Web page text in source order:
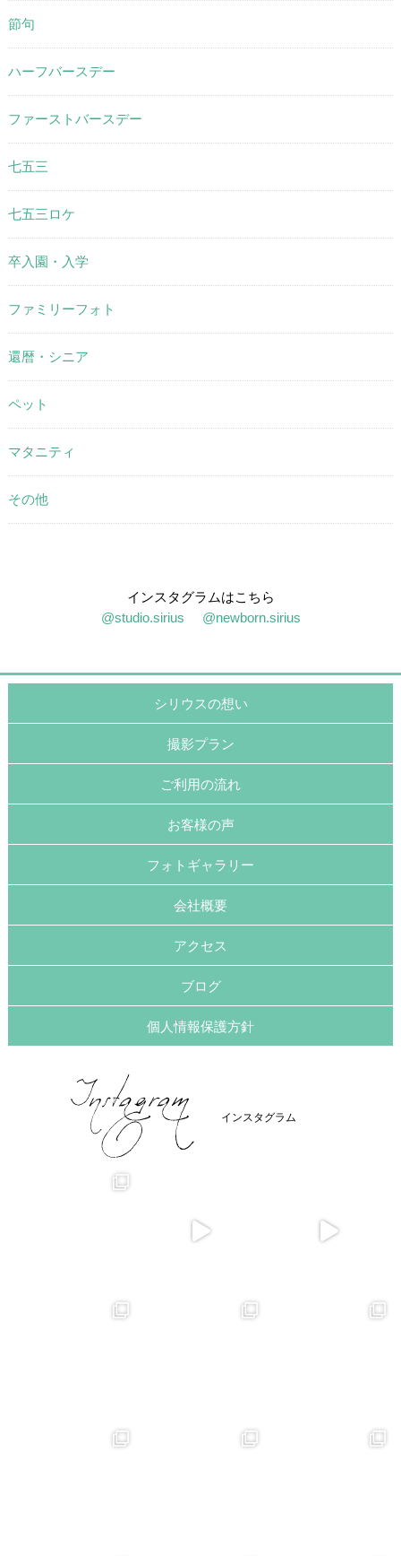
節句
ハーフバースデー
ファーストバースデー
七五三
七五三ロケ
卒入園・入学
ファミリーフォト
還暦・シニア
ペット
マタニティ
その他
インスタグラムはこちら
@studio.sirius
@newborn.sirius
シリウスの想い
撮影プラン
ご利用の流れ
お客様の声
フォトギャラリー
会社概要
アクセス
ブログ
個人情報保護方針
インスタグラム